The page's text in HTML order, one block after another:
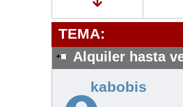
TEMA:
Alquiler hasta
kabobis